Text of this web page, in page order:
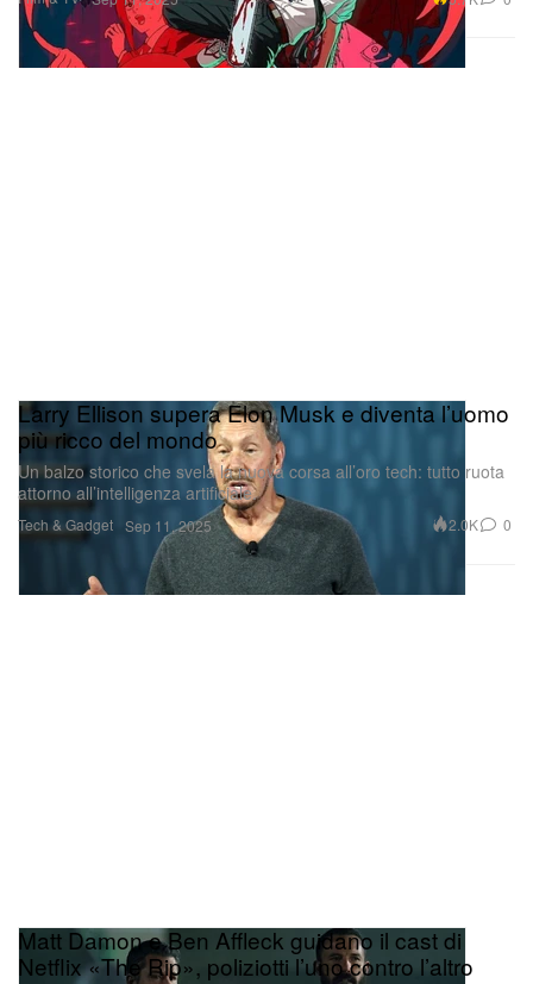
Tech & Gadget
Larry Ellison supera Elon Musk e diventa l’uomo
più ricco del mondo
Un balzo storico che svela la nuova corsa all’oro tech: tutto ruota
attorno all’intelligenza artificiale.
Sep 11, 2025 2.0K 0
Matt Damon e Ben Affleck guidano il cast di
Netflix «The Rip», poliziotti l’uno contro l’altro